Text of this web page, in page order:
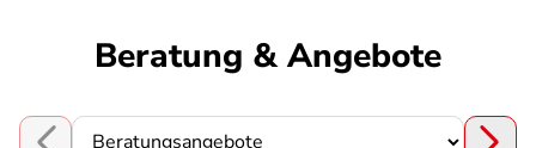
Beratung & Angebote